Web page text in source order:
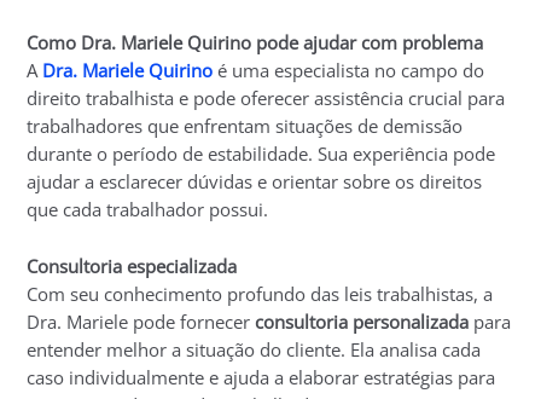
Como Dra. Mariele Quirino pode ajudar com problema
A Dra. Mariele Quirino é uma especialista no campo do
direito trabalhista e pode oferecer assistência crucial para
trabalhadores que enfrentam situações de demissão
durante o período de estabilidade. Sua experiência pode
ajudar a esclarecer dúvidas e orientar sobre os direitos
que cada trabalhador possui.
Consultoria especializada
Com seu conhecimento profundo das leis trabalhistas, a
Dra. Mariele pode fornecerconsultoria personalizada para
entender melhor a situação do cliente. Ela analisa cada
caso individualmente e ajuda a elaborar estratégias para